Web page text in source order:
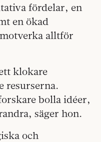
fördelar, en
en ökad
alltför
klokare
resurserna.
bolla idéer,
säger hon.
och